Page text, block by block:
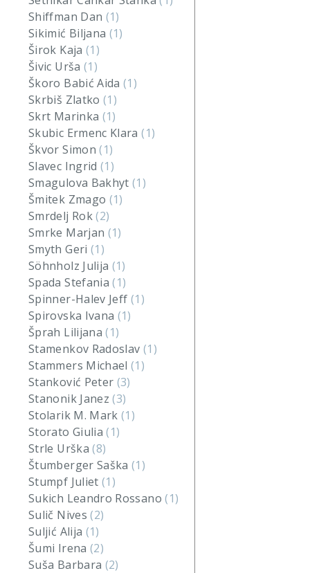
Shiffman Dan (1)
Sikimić Biljana (1)
Širok Kaja (1)
Šivic Urša (1)
Škoro Babić Aida(1)
Skrbiš Zlatko(1)
Skrt Marinka (1)
Skubic Ermenc Klara(1)
Škvor Simon(1)
Slavec Ingrid(1)
Smagulova Bakhyt(1)
Šmitek Zmago (1)
Smrdelj Rok(2)
Smrke Marjan (1)
Smyth Geri (1)
Söhnholz Julija (1)
Spada Stefania(1)
Spinner-Halev Jeff (1)
Spirovska Ivana (1)
Šprah Lilijana(1)
Stamenkov Radoslav (1)
Stammers Michael(1)
Stanković Peter (3)
Stanonik Janez(3)
Stolarik M. Mark(1)
Storato Giulia(1)
Strle Urška(8)
Štumberger Saška(1)
Stumpf Juliet(1)
Sukich Leandro Rossano(1)
Sulič Nives(2)
Suljić Alija (1)
Šumi Irena (2)
Suša Barbara (2)